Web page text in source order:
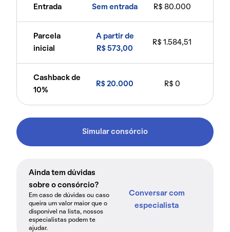
Entrada Sem entrada R$ 80.000
Parcela
inicial
A partir de
R$ 573,00
R$ 1.584,51
Cashback de
10%
R$ 20.000 R$ 0
Simular consórcio
Ainda tem dúvidas
sobre o consórcio?
Em caso de dúvidas ou caso
queira um valor maior que o
disponível na lista, nossos
especialistas podem te
ajudar.
Conversar com
especialista